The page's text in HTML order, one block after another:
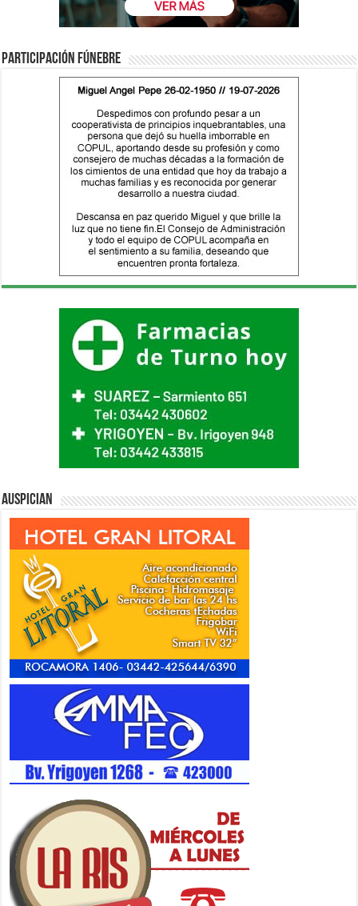
Participación fúnebre
Auspician